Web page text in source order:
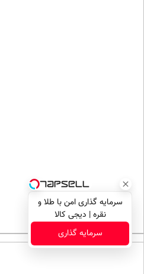
سرمایه گذاری امن با طلا و
نقره | دیجی کالا
سرمایه گذاری